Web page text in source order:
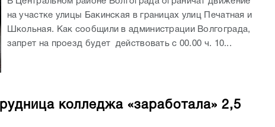
на участке улицы Бакинская в границах улиц Печатная и
Школьная. Как сообщили в администрации Волгограда,
запрет на проезд будет действовать с 00.00 ч. 10...
колледжа «заработала» 2,5